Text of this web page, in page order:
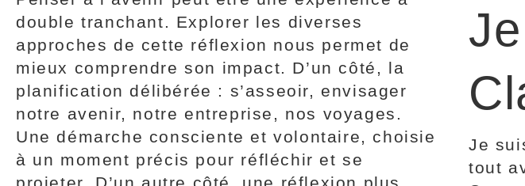
double tranchant. Explorer les diverses
approches de cette réflexion nous permet de
mieux comprendre son impact. D’un côté, la
planification délibérée : s’asseoir, envisager
notre avenir, notre entreprise, nos voyages.
Une démarche consciente et volontaire, choisie
à un moment précis pour réfléchir et se
Je
tout